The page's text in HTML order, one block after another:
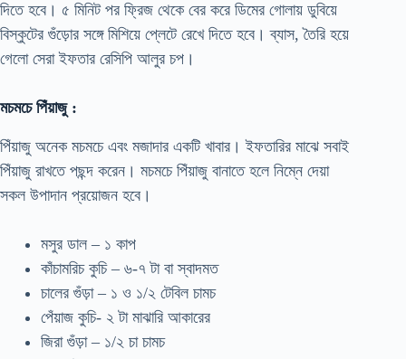
দিতে হবে। ৫ মিনিট পর ফ্রিজ থেকে বের করে ডিমের গোলায় ডুবিয়ে
বিস্কুটের গুঁড়োর সঙ্গে মিশিয়ে প্লেটে রেখে দিতে হবে। ব্যাস, তৈরি হয়ে
গেলো সেরা ইফতার রেসিপি আলুর চপ।
মচমচে পিঁয়াজু :
পিঁয়াজু অনেক মচমচে এবং মজাদার একটি খাবার। ইফতারির মাঝে সবাই
পিঁয়াজু রাখতে পছন্দ করেন। মচমচে পিঁয়াজু বানাতে হলে নিম্নে দেয়া
সকল উপাদান প্রয়োজন হবে।
মসুর ডাল – ১ কাপ
কাঁচামরিচ কুচি – ৬-৭ টা বা স্বাদমত
চালের গুঁড়া – ১ ও ১/২ টেবিল চামচ
পেঁয়াজ কুচি- ২ টা মাঝারি আকারের
জিরা গুঁড়া – ১/২ চা চামচ